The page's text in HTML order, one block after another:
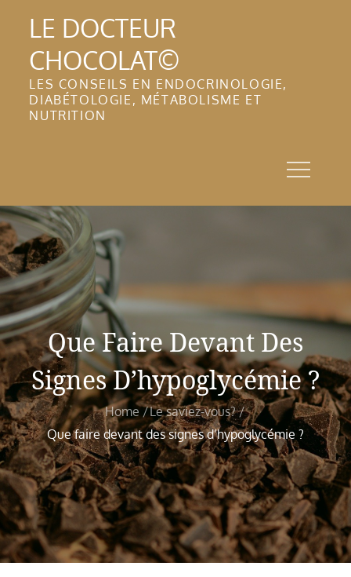
content
LE DOCTEUR
CHOCOLAT©
LES CONSEILS EN ENDOCRINOLOGIE,
DIABÉTOLOGIE, MÉTABOLISME ET
NUTRITION
Que Faire Devant Des
Signes D’hypoglycémie ?
Home
Le saviez-vous?
Que faire devant des signes d’hypoglycémie ?